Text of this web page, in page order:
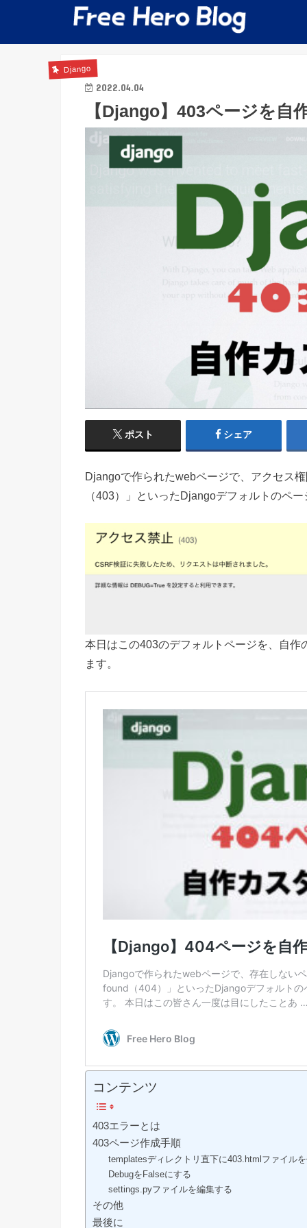
Django
2022.04.04
【Django】403ページを自
ポスト シェア
Djangoで作られたwebページで、アクセス
（403）」といったDjangoデフォルトのペ
本日はこの403のデフォルトページを、自
ます。
コンテンツ
403エラーとは
403ページ作成手順
templatesディレクトリ直下に403.htmlファイル
DebugをFalseにする
settings.pyファイルを編集する
その他
最後に